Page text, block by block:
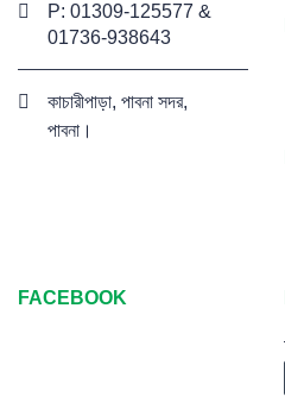
P: 01309-125577 &
01736-938643
কাচারীপাড়া, পাবনা সদর,
পাবনা।
FACEBOOK